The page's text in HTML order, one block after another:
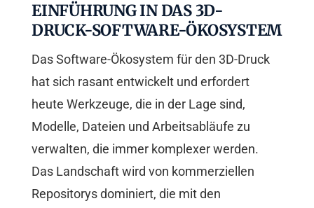
EINFÜHRUNG IN DAS 3D-
DRUCK-SOFTWARE-ÖKOSYSTEM
Das Software-Ökosystem für den 3D-Druck
hat sich rasant entwickelt und erfordert
heute Werkzeuge, die in der Lage sind,
Modelle, Dateien und Arbeitsabläufe zu
verwalten, die immer komplexer werden.
Das Landschaft wird von kommerziellen
Repositorys dominiert, die mit den